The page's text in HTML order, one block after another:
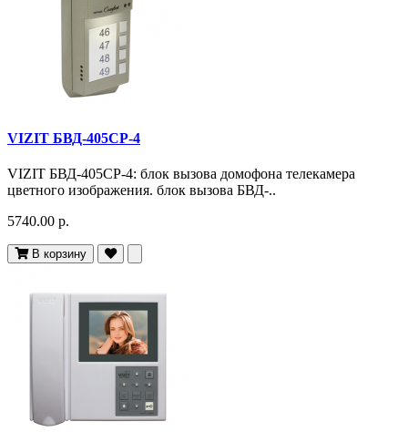
VIZIT БВД-405CP-4
VIZIT БВД-405CP-4: блок вызова домофона телекамера
цветного изображения. блок вызова БВД-..
5740.00 р.
В корзину